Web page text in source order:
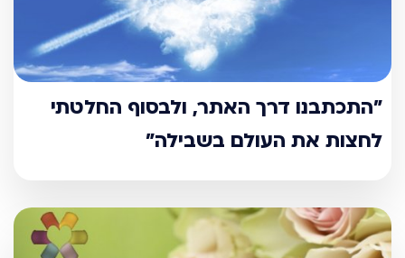
"התכתבנו דרך האתר, ולבסוף החלטתי
לחצות את העולם בשבילה"